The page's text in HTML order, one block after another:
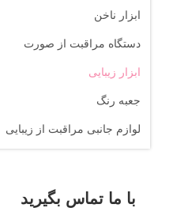
ابزار ناخن
دستگاه مراقبت از صورت
ابزار زیبایی
جعبه رنگ
لوازم جانبی مراقبت از زیبایی
با ما تماس بگیرید